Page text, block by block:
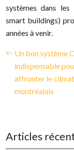
systèmes dans
smart buildings)
années à venir.
Un bon système
indispensable
affronter le climat
montréalais
Articles